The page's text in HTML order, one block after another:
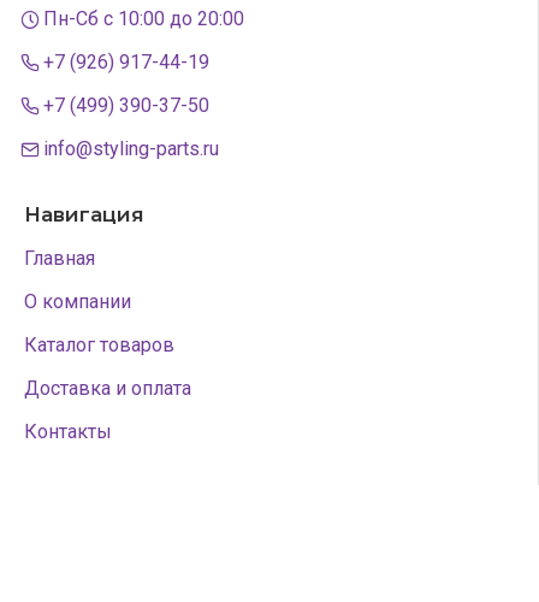
Пн-Сб с 10:00 до 20:00
+7 (926) 917-44-19
+7 (499) 390-37-50
info@styling-parts.ru
Навигация
Главная
О компании
Каталог товаров
Доставка и оплата
Контакты